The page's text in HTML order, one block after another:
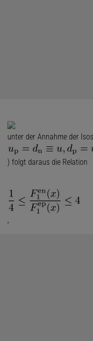
unter der Annahme der
) folgt daraus die Relation
,